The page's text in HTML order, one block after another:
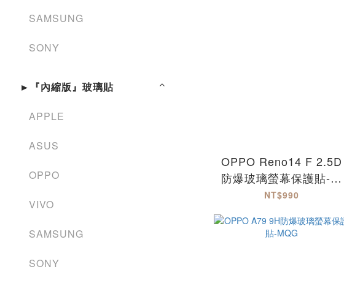
SAMSUNG
SONY
►『內縮版』玻璃貼
APPLE
ASUS
OPPO
VIVO
SAMSUNG
SONY
OPPO Reno14 F 2.5D
防爆玻璃螢幕保護貼-滿
版 Reno14F
NT$990